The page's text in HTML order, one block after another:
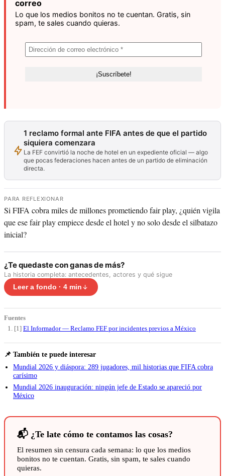
correo
Lo que los medios bonitos no te cuentan. Gratis, sin
spam, te sales cuando quieras.
1 reclamo formal ante FIFA antes de que el partido
siquiera comenzara
La FEF convirtió la noche de hotel en un expediente oficial — algo
que pocas federaciones hacen antes de un partido de eliminación
directa.
PARA REFLEXIONAR
Si FIFA cobra miles de millones prometiendo fair play, ¿quién vigila
que ese fair play empiece desde el hotel y no solo desde el silbatazo
inicial?
¿Te quedaste con ganas de más?
La historia completa: antecedentes, actores y qué sigue
Leer a fondo · 4 min
Fuentes
[1] El Informador — Reclamo FEF por incidentes previos a México
📌 También te puede interesar
Mundial 2026 y diáspora: 289 jugadores, mil historias que FIFA cobra
carísimo
Mundial 2026 inauguración: ningún jefe de Estado se apareció por
México
📬 ¿Te late cómo te contamos las cosas?
El resumen sin censura cada semana: lo que los medios
bonitos no te cuentan. Gratis, sin spam, te sales cuando
quieras.